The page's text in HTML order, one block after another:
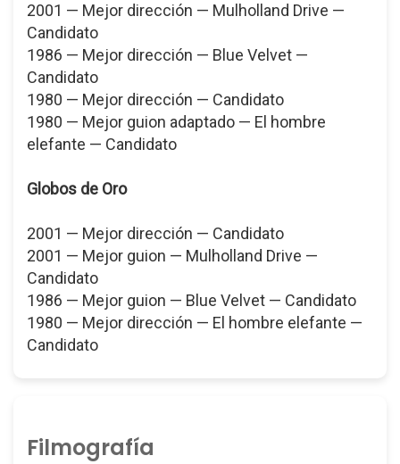
2001 — Mejor dirección — Mulholland Drive —
Candidato
1986 — Mejor dirección — Blue Velvet —
Candidato
1980 — Mejor dirección — Candidato
1980 — Mejor guion adaptado — El hombre
elefante — Candidato
Globos de Oro
2001 — Mejor dirección — Candidato
2001 — Mejor guion — Mulholland Drive —
Candidato
1986 — Mejor guion — Blue Velvet — Candidato
1980 — Mejor dirección — El hombre elefante —
Candidato
Filmografía